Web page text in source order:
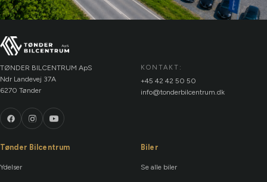
TØNDER BILCENTRUM ApS
Ndr Landevej 37A
6270 Tønder
KONTAKT:
+45 42 42 50 50
info@tonderbilcentrum.dk
Tønder Bilcentrum
Ydelser
Biler
Se alle biler